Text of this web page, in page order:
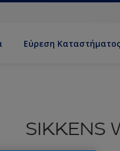
Εύρεση Καταστήματος
SIKKENS